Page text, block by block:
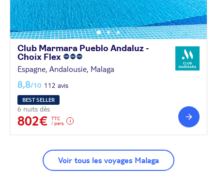
Club Marmara Pueblo Andaluz -
Choix Flex
Espagne, Andalousie, Malaga
8,8/10 112 avis
BEST SELLER
6 nuits dès
802€
TTC
/ pers.
Voir tous les voyages Malaga